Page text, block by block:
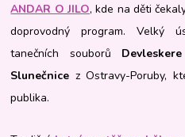
ANDAR O JILO, kde na děti
doprovodný program. Velký
tanečních souborů
Slunečnice z Ostravy-Poruby,
publika.